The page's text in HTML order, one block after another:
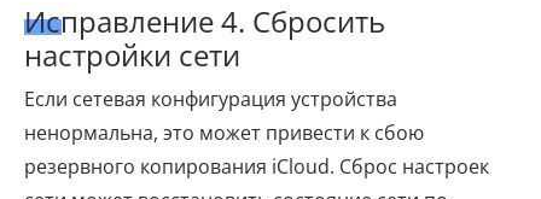
Исправление 4. Сбросить
настройки сети
Если сетевая конфигурация устройства
ненормальна, это может привести к сбою
резервного копирования iCloud. Сброс настроек